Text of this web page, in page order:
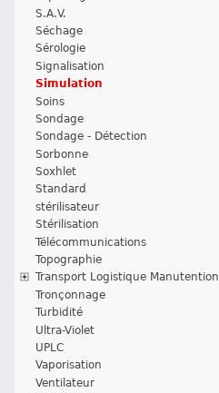
S.A.V.
Séchage
Sérologie
Signalisation
Simulation
Soins
Sondage
Sondage - Détection
Sorbonne
Soxhlet
Standard
stérilisateur
Stérilisation
Télécommunications
Topographie
Transport Logistique Manutention
Tronçonnage
Turbidité
Ultra-Violet
UPLC
Vaporisation
Ventilateur